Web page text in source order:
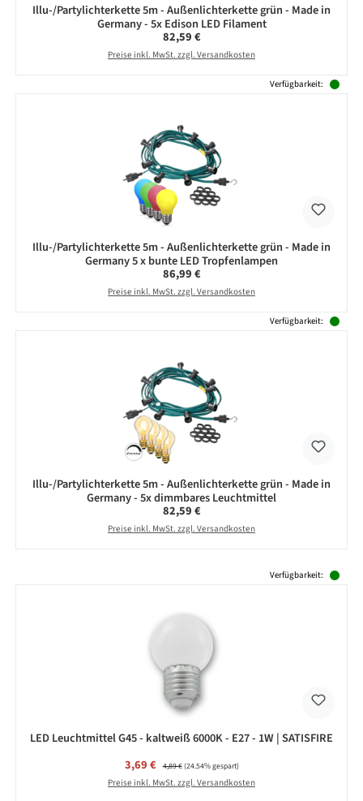
Illu-/Partylichterkette 5m - Außenlichterkette grün - Made in
Germany - 5x Edison LED Filament
Regulärer Preis:
82,59 €
Preise inkl. MwSt. zzgl. Versandkosten
Verfügbarkeit:
Illu-/Partylichterkette 5m - Außenlichterkette grün - Made in
Germany 5 x bunte LED Tropfenlampen
Regulärer Preis:
86,99 €
Preise inkl. MwSt. zzgl. Versandkosten
Verfügbarkeit:
Illu-/Partylichterkette 5m - Außenlichterkette grün - Made in
Germany - 5x dimmbares Leuchtmittel
Regulärer Preis:
82,59 €
Preise inkl. MwSt. zzgl. Versandkosten
Verfügbarkeit:
LED Leuchtmittel G45 - kaltweiß 6000K - E27 - 1W | SATISFIRE
Verkaufspreis:
3,69 € Regulärer Preis:
4,89 €(24.54% gespart)
Preise inkl. MwSt. zzgl. Versandkosten